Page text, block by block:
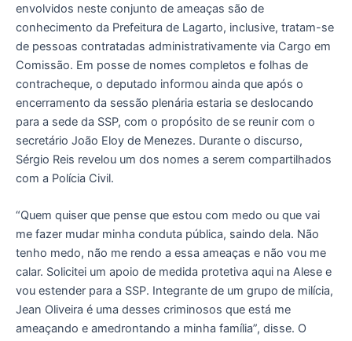
envolvidos neste conjunto de ameaças são de
conhecimento da Prefeitura de Lagarto, inclusive, tratam-se
de pessoas contratadas administrativamente via Cargo em
Comissão. Em posse de nomes completos e folhas de
contracheque, o deputado informou ainda que após o
encerramento da sessão plenária estaria se deslocando
para a sede da SSP, com o propósito de se reunir com o
secretário João Eloy de Menezes. Durante o discurso,
Sérgio Reis revelou um dos nomes a serem compartilhados
com a Polícia Civil.
“Quem quiser que pense que estou com medo ou que vai
me fazer mudar minha conduta pública, saindo dela. Não
tenho medo, não me rendo a essa ameaças e não vou me
calar. Solicitei um apoio de medida protetiva aqui na Alese e
vou estender para a SSP. Integrante de um grupo de milícia,
Jean Oliveira é uma desses criminosos que está me
ameaçando e amedrontando a minha família”, disse. O